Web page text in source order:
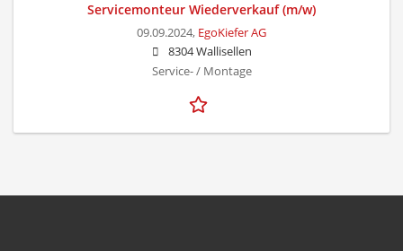
Servicemonteur Wiederverkauf (m/w)
09.09.2024, EgoKiefer AG
8304 Wallisellen
Service- / Montage